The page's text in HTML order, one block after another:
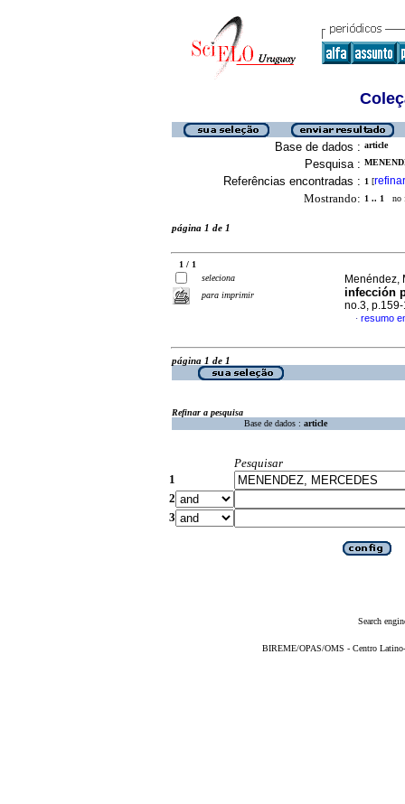
Base de dados : article
Pesquisa :
Referências encontradas : 1 [refinar
Mostrando: 1 .. 1 no
página 1 de 1
1 / 1
seleciona
para imprimir
Menéndez,
infección
no.3,
· resumo
página 1 de 1
Refinar a pesquisa
Base de dados : article
Pesquisar
1
2
3
Search
BIREME/OPAS/OMS - Centro Latino-